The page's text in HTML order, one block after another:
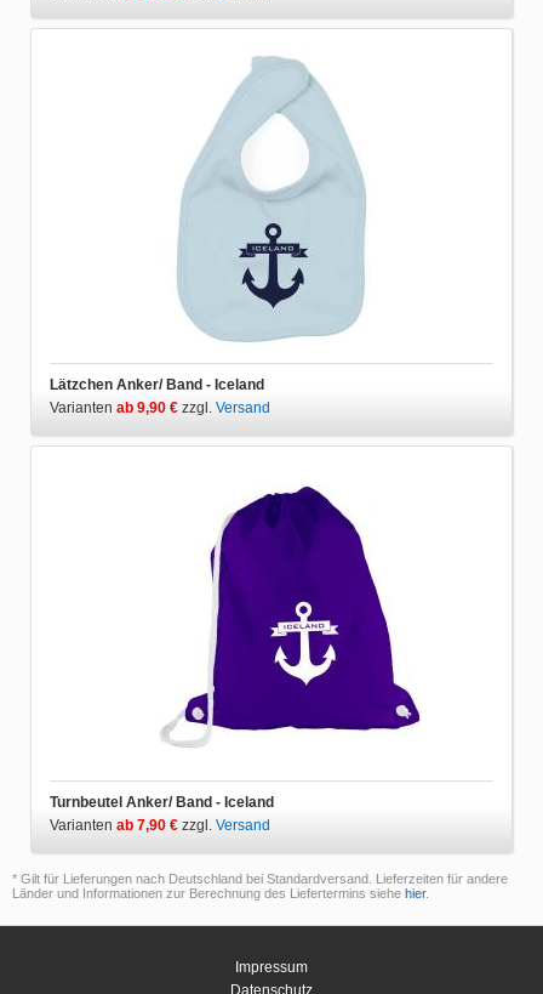
Lätzchen Anker/ Band - Iceland
Varianten ab 9,90 € zzgl. Versand
Turnbeutel Anker/ Band - Iceland
Varianten ab 7,90 € zzgl. Versand
* Gilt für Lieferungen nach Deutschland bei Standardversand. Lieferzeiten für andere
Länder und Informationen zur Berechnung des Liefertermins siehe hier.
Impressum
Datenschutz